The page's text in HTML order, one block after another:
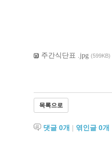
주간식단표 .jpg (599KB)
목록으로
댓글 0개 | 엮인글 0개